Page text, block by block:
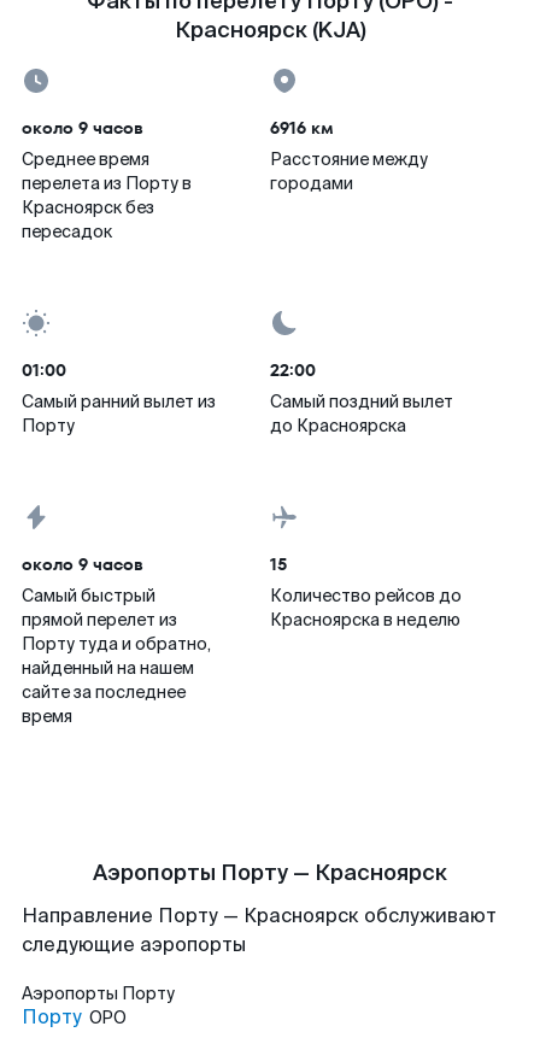
Красноярск (KJA)
около 9 часов
Среднее время
перелета из Порту в
Красноярск без
пересадок
6916 км
Расстояние между
городами
01:00
Самый ранний вылет из
Порту
22:00
Самый поздний вылет
до Красноярска
около 9 часов
Самый быстрый
прямой перелет из
Порту туда и обратно,
найденный на нашем
сайте за последнее
время
15
Количество рейсов до
Красноярска в неделю
Аэропорты Порту — Красноярск
Направление Порту — Красноярск обслуживают
следующие аэропорты
Аэропорты Порту
Порту OPO